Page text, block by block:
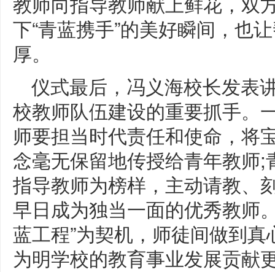
下“青蓝携手”的美好瞬间，也
厚。
仪式最后，冯义海校长发表
校教师队伍建设的重要抓手。
师要担当时代责任和使命，将
念毫无保留地传授给青年教师
指导教师为榜样，主动请教、
早日成为独当一面的优秀教师
蓝工程”为契机，师徒间做到
为明学校的教育事业发展贡献